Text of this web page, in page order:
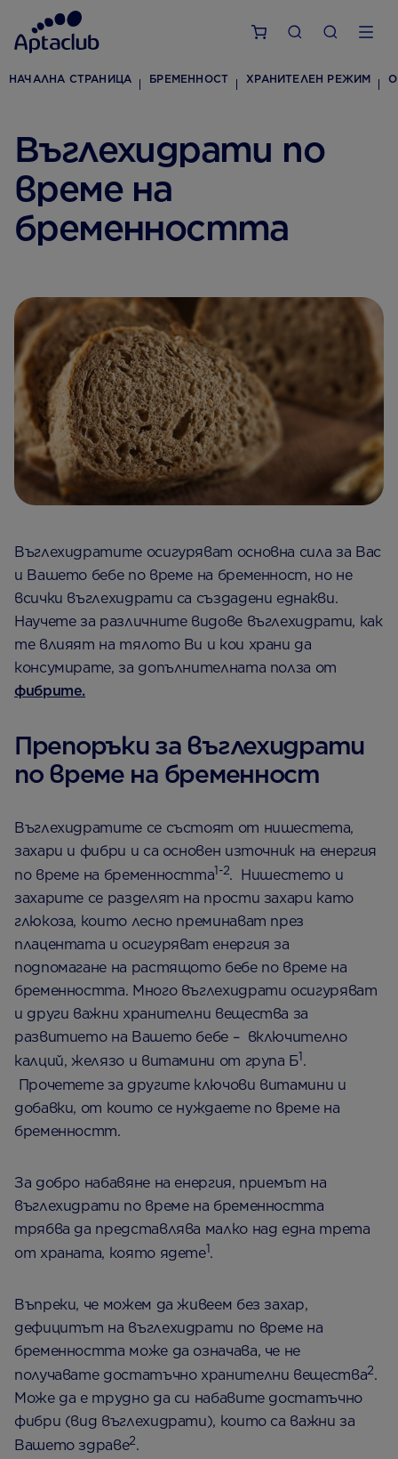
НАЧАЛНА СТРАНИЦА БРЕМЕННОСТ ХРАНИТЕЛЕН РЕЖИМ
Въглехидрати по
време на
бременността
Въглехидратите осигуряват основна сила за Вас
и Вашето бебе по време на бременност, но не
всички въглехидрати са създадени еднакви.
Научете за различните видове въглехидрати, как
те влияят на тялото Ви и кои храни да
консумирате, за допълнителната полза от
фибрите.
Препоръки за въглехидрати
по време на бременност
Въглехидратите се състоят от нишестета,
захари и фибри и са основен източник на енергия
по време на бременността1-2. Нишестето и
захарите се разделят на прости захари като
глюкоза, които лесно преминават през
плацентата и осигуряват енергия за
подпомагане на растящото бебе по време на
бременността. Много въглехидрати осигуряват
и други важни хранителни вещества за
развитието на Вашето бебе – включително
калций, желязо и витамини от група Б1.
Прочетете за другите ключови витамини и
добавки, от които се нуждаете по време на
бременностт.
За добро набавяне на енергия, приемът на
въглехидрати по време на бременността
трябва да представлява малко над една трета
от храната, която ядете1.
Въпреки, че можем да живеем без захар,
дефицитът на въглехидрати по време на
бременността може да означава, че не
получавате достатъчно хранителни вещества2.
Може да е трудно да си набавите достатъчно
фибри (вид въглехидрати), които са важни за
Вашето здраве2.